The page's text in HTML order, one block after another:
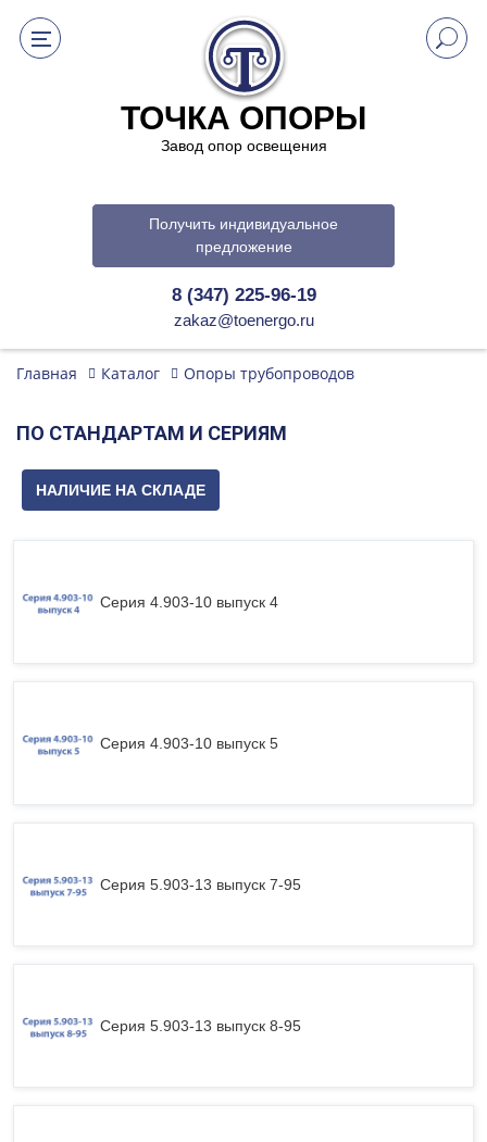
ТОЧКА ОПОРЫ
Завод опор освещения
Получить индивидуальное
предложение
8 (347) 225-96-19
zakaz@toenergo.ru
Главная Каталог Опоры трубопроводов
ПО СТАНДАРТАМ И СЕРИЯМ
НАЛИЧИЕ НА СКЛАДЕ
Серия 4.903-10 выпуск 4
Серия 4.903-10 выпуск 5
Серия 5.903-13 выпуск 7-95
Серия 5.903-13 выпуск 8-95